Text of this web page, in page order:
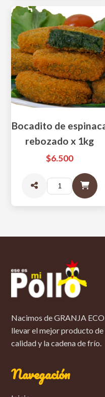
Bocadito de
rebozado x 1kg
$6.500
Nacimos de GRANJA
llevar el mejor producto de
calidad y la cadena de frío.
Navegación